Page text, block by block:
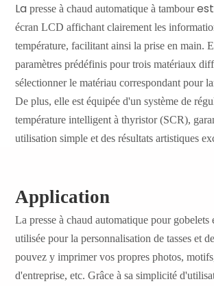
Lapresse à chaud automatique à tambour
écran LCD affichant clairement les
température, facilitant ainsi la prise en main.
paramètres prédéfinis pour trois matériaux
sélectionner le matériau correspondant pour
De plus, elle est équipée d'un système de
température intelligent à thyristor (SCR),
utilisation simple et des résultats artistiques
Application
La presse à chaud automatique pour gobelets
utilisée pour la personnalisation de tasses et
pouvez y imprimer vos propres photos,
d'entreprise, etc. Grâce à sa simplicité